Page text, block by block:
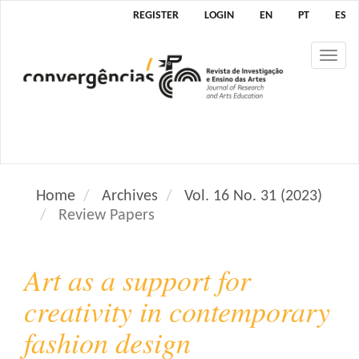
N
g
M
i
n
C
REGISTER LOGIN EN PT ES
Home Archives
Vol. 16 No. 31 (2023)
Review Papers
Art as a support for
creativity in contemporary
fashion design